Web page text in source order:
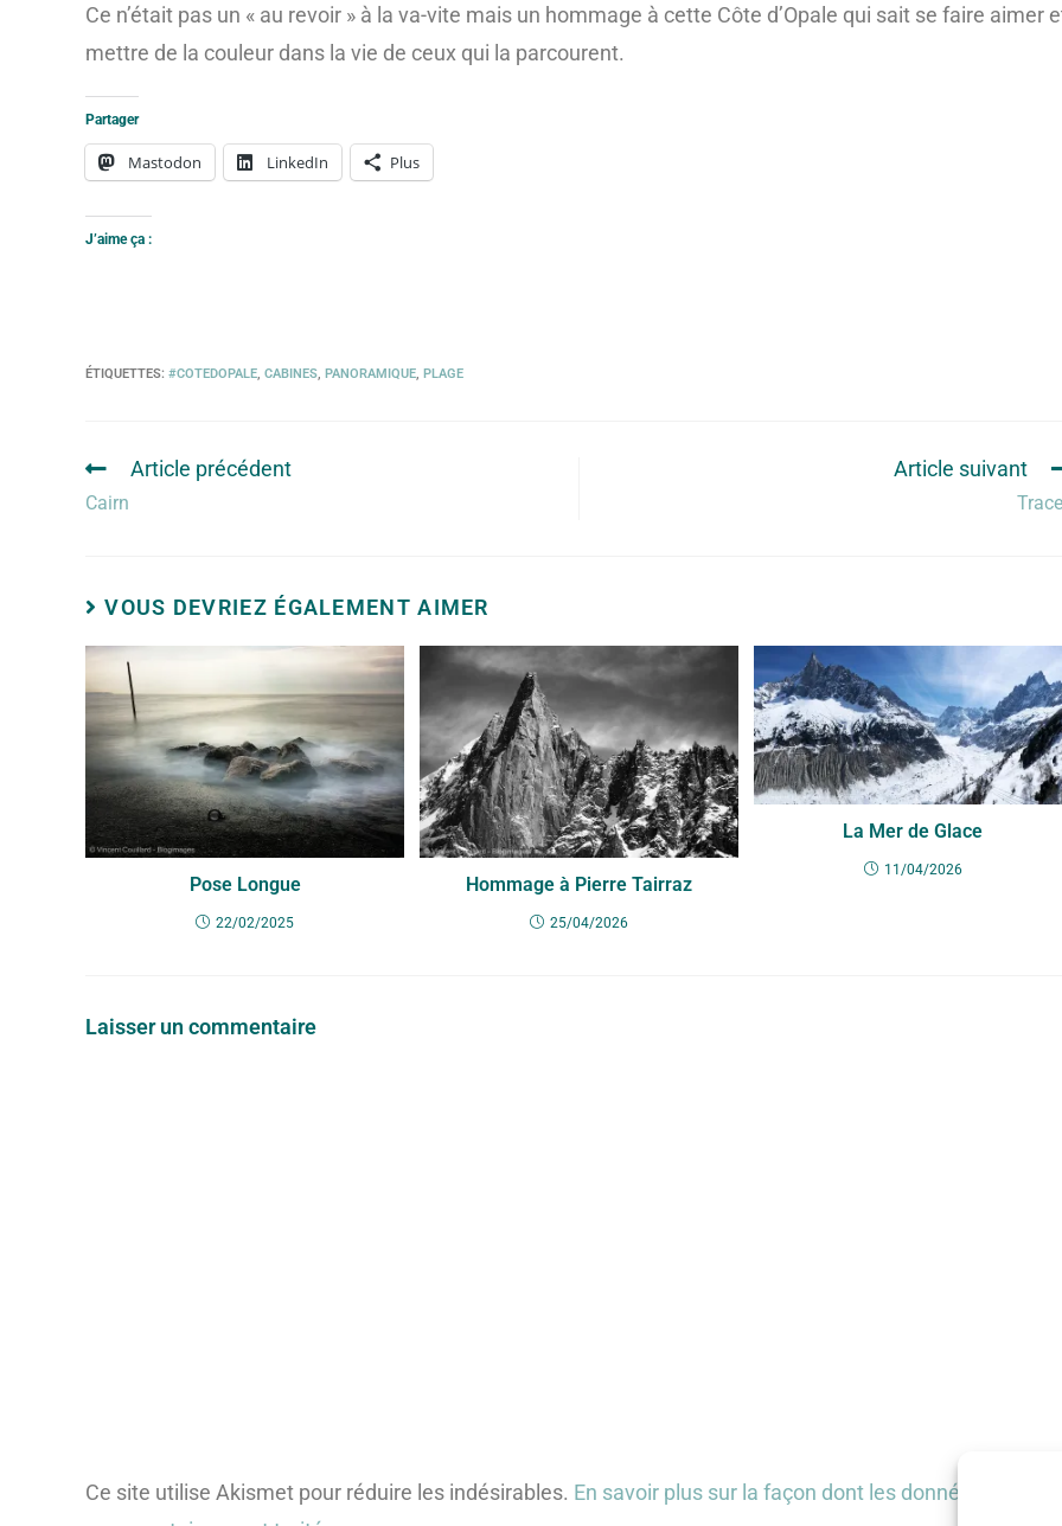
Ce n’était pas un « au revoir » à la va-vite mais un hommage à cette Côte d’Opale qui sait se faire aimer
mettre de la couleur dans la vie de ceux qui la parcourent.
Partager
Mastodon LinkedIn Plus
J’aime ça :
ÉTIQUETTES: #COTEDOPALE, CABINES, PANORAMIQUE, PLAGE
Article précédent
Cairn
Article suivant
VOUS DEVRIEZ ÉGALEMENT AIMER
Pose Longue
22/02/2025
Hommage à Pierre Tairraz
25/04/2026
La Mer de Glace
11/04/2026
Laisser un commentaire
Ce site utilise Akismet pour réduire les indésirables. En savoir plus sur la façon dont les données de vos